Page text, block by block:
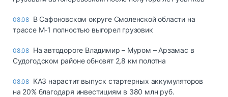
08.08 В Сафоновском округе Смоленской области на
трассе М-1 полностью выгорел грузовик
08.08 На автодороге Владимир – Муром – Арзамас в
Судогодском районе обновят 2,8 км полотна
08.08 КАЗ нарастит выпуск стартерных аккумуляторов
на 20% благодаря инвестициям в 380 млн руб.